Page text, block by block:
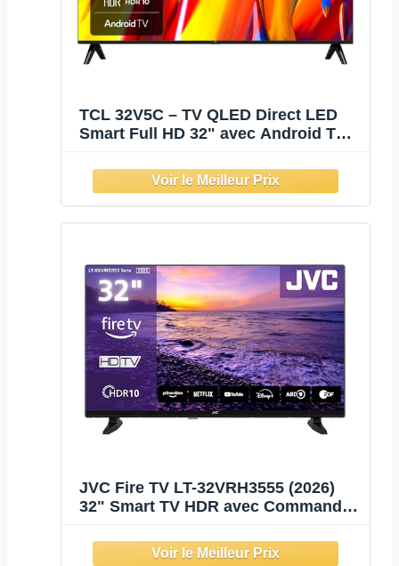
TCL 32V5C – TV QLED Direct LED
Smart Full HD 32" avec Android TV​
Cast & Google Home, Design Mince
JVC Fire TV LT-32VRH3555 (2026)
32" Smart TV HDR avec Commande